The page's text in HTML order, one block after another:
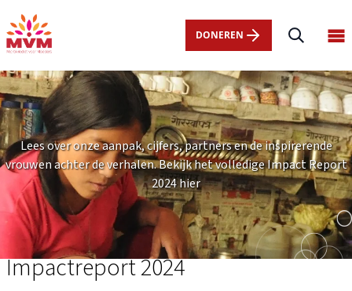
en
naar
inhoud
gaan
Main
navigation
nl
DONEREN
Lees over onze aanpak, cijfers, partners en de inspirerende
vrouwen achter de verhalen. Bekijk het volledige Impact Report
2024 hier
Impactreport 2024